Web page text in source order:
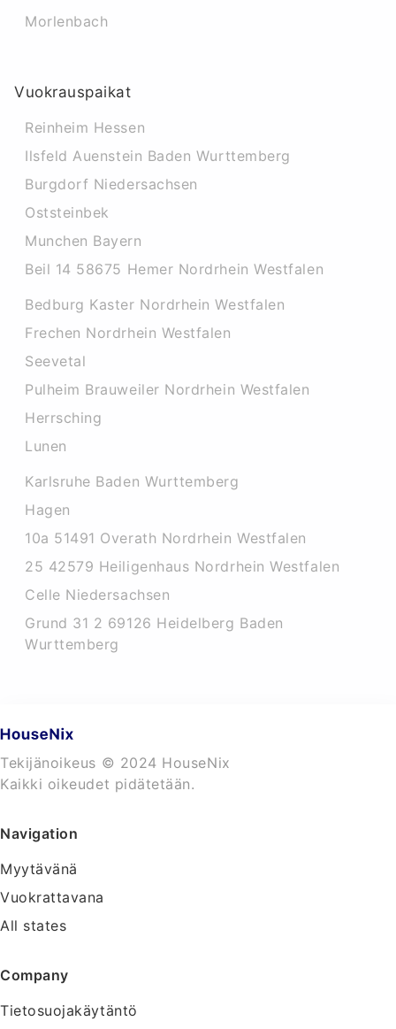
Morlenbach
Vuokrauspaikat
Reinheim Hessen
Ilsfeld Auenstein Baden Wurttemberg
Burgdorf Niedersachsen
Oststeinbek
Munchen Bayern
Beil 14 58675 Hemer Nordrhein Westfalen
Bedburg Kaster Nordrhein Westfalen
Frechen Nordrhein Westfalen
Seevetal
Pulheim Brauweiler Nordrhein Westfalen
Herrsching
Lunen
Karlsruhe Baden Wurttemberg
Hagen
10a 51491 Overath Nordrhein Westfalen
25 42579 Heiligenhaus Nordrhein Westfalen
Celle Niedersachsen
Grund 31 2 69126 Heidelberg Baden
Wurttemberg
Tekijänoikeus © 2024 HouseNix
Kaikki oikeudet pidätetään.
Navigation
Myytävänä
Vuokrattavana
All states
Company
Tietosuojakäytäntö